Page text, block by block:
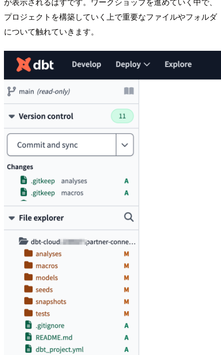
プロジェクトを構築していく上で重要なファイルやフォルダ
について触れていきます。